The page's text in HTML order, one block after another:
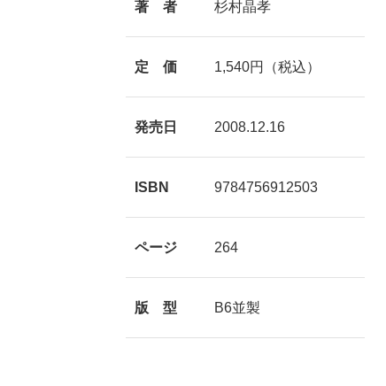
著 者 杉村晶孝
定 価 1,540円（税込）
発売日 2008.12.16
ISBN 9784756912503
ページ 264
版 型 B6並製